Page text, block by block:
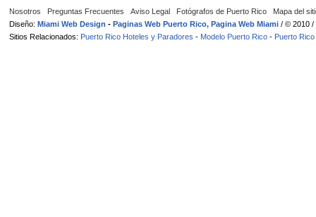
Nosotros Preguntas Frecuentes Aviso Legal Fotógrafos de Puerto Rico
Mapa del
Diseño: Miami Web Design - Paginas Web Puerto Rico, Pagina Web Miami / © 2010 /
Sitios Relacionados: Puerto Rico Hoteles y Paradores - Modelo Puerto Rico - Puerto